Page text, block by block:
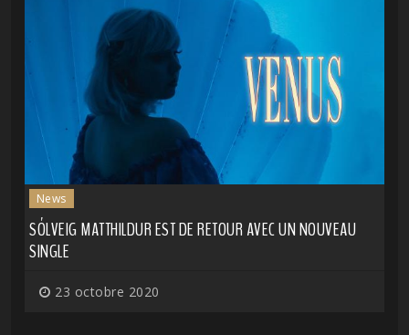
News
SÓLVEIG MATTHILDUR EST DE RETOUR AVEC UN NOUVEAU
SINGLE
23 octobre 2020